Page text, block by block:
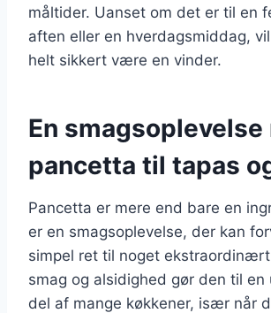
måltider. Uanset om det er til en
aften eller en hverdagsmiddag,
helt sikkert være en vinder.
En smagsoplevelse
pancetta til tapas
Pancetta er mere end bare en
er en smagsoplevelse, der kan
simpel ret til noget
smag og alsidighed gør den til en
del af mange køkkener, især når